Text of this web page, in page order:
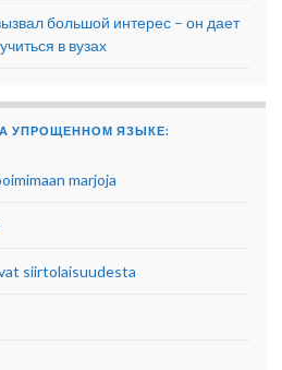
большой интерес – он дает
в вузах
УПРОЩЕННОМ ЯЗЫКЕ:
marjoja
siirtolaisuudesta